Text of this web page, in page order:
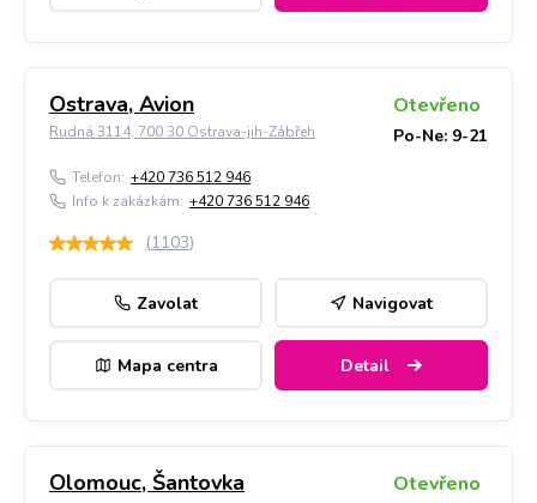
Ostrava, Avion
Rudná 3114, 700 30 Ostrava-jih-Zábřeh
Otevřeno
Po-Ne: 9-21
Telefon: +420 736 512 946
Info k zakázkám: +420 736 512 946
(1103)
Zavolat Navigovat
Mapa centra Detail
Olomouc, Šantovka Otevřeno